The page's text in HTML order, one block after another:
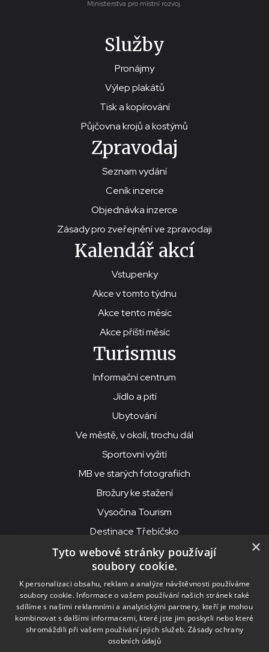
Ministerstva pro místní rozvoj.
Služby
Pronájmy
Výlep plakátů
Tisk a kopírování
Půjčovna krojů a kostýmů
Zpravodaj
Seznam vydání
Ceník inzerce
Objednávka inzerce
Zásady pro zveřejnění ve zpravodaji
Kalendář akcí
Vstupenky
Akce v tomto týdnu
Akce tento měsíc
Akce příští měsíc
Turismus
Informační centrum
Jídlo a pití
Ubytování
Ve městě, v okolí, trochu dál
Sportovní vyžití
MB ve starých fotografiích
Brožury ke stažení
Vysočina Tourism
Destinace Třebíčsko
© 2026MKS Beseda Mor. Budějovice
MKS Beseda, příspěvková organizace, Purcnerova 62, 676 02
Moravské Budějovice
IČO: 00091758, DIČ: CZ00091758, ID datové schránky: chjn2kd
×
Tyto webové stránky používají
soubory cookie.
K personalizaci obsahu, reklam a analýze návštěvnosti používáme
soubory cookie. Informace o vašem používání našich stránek také
sdílíme s našimi reklamními a analytickými partnery, kteří je mohou
kombinovat s dalšími informacemi, které jste jim poskytli nebo které
shromáždili při vašem používání jejich služeb. Zásady ochrany
osobních údajů